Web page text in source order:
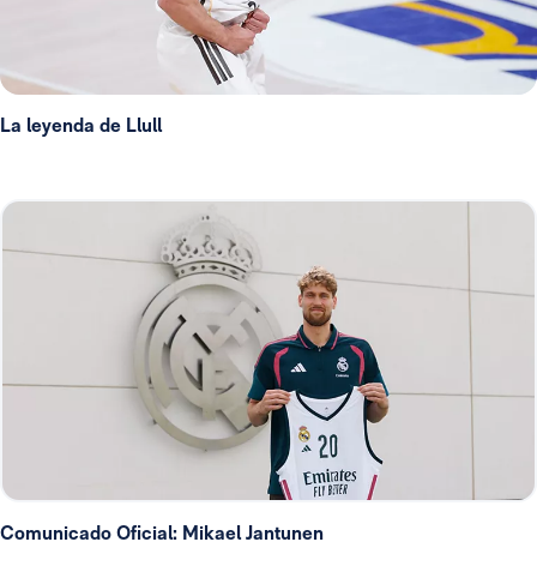
La leyenda de Llull
Comunicado Oficial: Mikael Jantunen